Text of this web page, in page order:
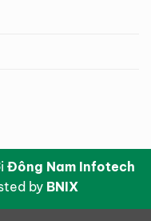
Đông Nam Infotech
by BNIX